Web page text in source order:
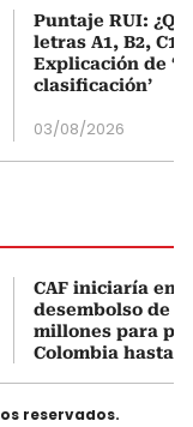
Puntaje RUI:
letras A1, B2, C1
Explicación de
clasificación’
03/08/2026
CAF iniciaría en
desembolso de
millones para
Colombia hasta
reservados.